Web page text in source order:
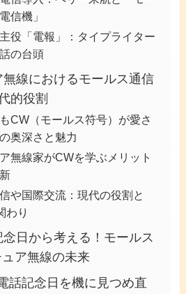
信機」
役「電報」：タイプライター
の台頭
線におけるモールス通信
的役割
CW（モールス符号）が愛さ
奥深さと魅力
無線家がCWを学ぶメリット
や国際交流：現代の役割と
わり
日から考える！モールス
ア無線の未来
話記念日を機に見つめ直